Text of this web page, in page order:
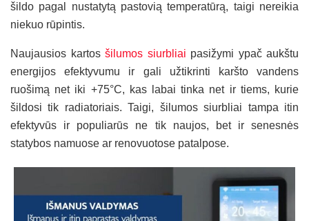
šildo pagal nustatytą pastovią temperatūrą, taigi nereikia
niekuo rūpintis.
Naujausios kartos šilumos siurbliai pasižymi ypač aukštu
energijos efektyvumu ir gali užtikrinti karšto vandens
ruošimą net iki +75°C, kas labai tinka net ir tiems, kurie
šildosi tik radiatoriais. Taigi, šilumos siurbliai tampa itin
efektyvūs ir populiarūs ne tik naujos, bet ir senesnės
statybos namuose ar renovuotose patalpose.